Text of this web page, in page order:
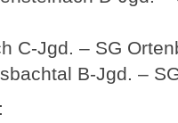
C-Jgd. – SG
B-Jgd. –